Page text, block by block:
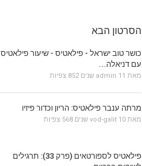
הסרטון הבא
כושר טוב ישראל - פילאטיס - שיעור פילאטיס
עם דניאלה...
מאת admin 11 שנים 852 צפיות
מרתה ענבר פילאטיס: הריון וכדור פיזיו
מאת vod-galit 10 שנים 568 צפיות
פילאטיס לספורטאים (פרק 33): תרגילים